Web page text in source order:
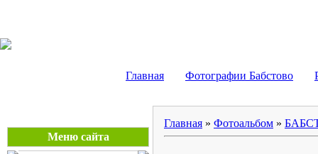
Главная Фотографии Бабстово
Меню сайта
Главная » Фотоальбом »